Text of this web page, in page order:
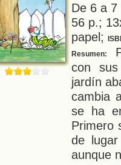
De 6 a
56 p.;
papel;
Resumen:
con
jardín
cambia
se ha
Primero
de
aunque